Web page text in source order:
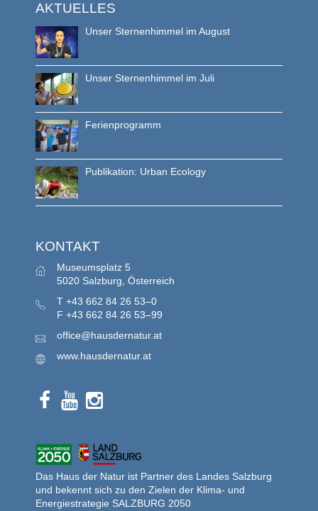
AKTUELLES
Unser Sternenhimmel im August
Unser Sternenhimmel im Juli
Ferienprogramm
Publikation: Urban Ecology
KONTAKT
Museumsplatz 5
5020 Salzburg, Österreich
T +43 662 84 26 53–0
F +43 662 84 26 53–99
office@hausdernatur.at
www.hausdernatur.at
Das Haus der Natur ist Partner des Landes Salzburg
und bekennt sich zu den Zielen der Klima- und
Energiestrategie SALZBURG 2050